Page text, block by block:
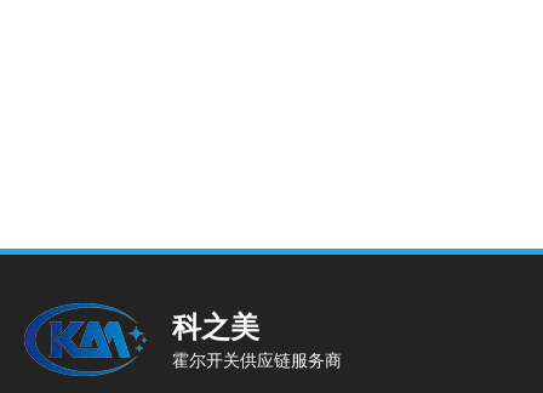
科之美
霍尔开关供应链服务商